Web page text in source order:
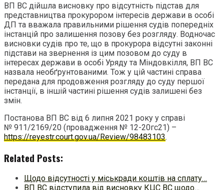
ВП ВС дійшла висновку про відсутність підстав для
представництва прокурором інтересів держави в особі
ДП та вважала правильними рішення судів попередніх
інстанцій про залишення позову без розгляду. Водночас
висновки судів про те, що в прокурора відсутні законні
підстави на звернення із цим позовом до суду в
інтересах держави в особі Уряду та Міндовкілля, ВП ВС
назвала необґрунтованими. Тож у цій частині справа
передана для продовження розгляду до суду першої
інстанції, в іншій частині рішення судів залишені без
змін.
Постанова ВП ВС від 6 липня 2021 року у справі
№ 911/2169/20 (провадження № 12-20гс21) –
https://reyestr.court.gov.ua/Review/98483103.
Related Posts:
Щодо відсутності у міськради коштів на сплату…
ВП ВС відступила від висновку КЦС ВС щодо…